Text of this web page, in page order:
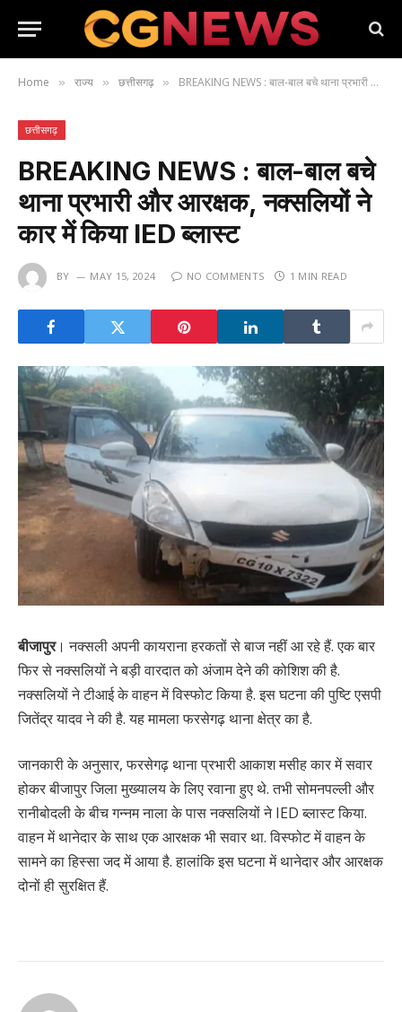
Home » राज्य » छत्तीसगढ़ » BREAKING NEWS : बाल-बाल बचे थाना प्रभारी और आरक्षक, नक्सलियों ने कार में किया IED ब्लास्ट
छत्तीसगढ़
BREAKING NEWS : बाल-बाल बचे
थाना प्रभारी और आरक्षक, नक्सलियों ने
कार में किया IED ब्लास्ट
BY MAY 15, 2024 NO COMMENTS 1 MIN READ
बीजापुर। नक्सली अपनी कायराना हरकतों से बाज नहीं आ रहे हैं. एक बार
फिर से नक्सलियों ने बड़ी वारदात को अंजाम देने की कोशिश की है.
नक्सलियों ने टीआई के वाहन में विस्फोट किया है. इस घटना की पुष्टि एसपी
जितेंद्र यादव ने की है. यह मामला फरसेगढ़ थाना क्षेत्र का है.
जानकारी के अनुसार, फरसेगढ़ थाना प्रभारी आकाश मसीह कार में सवार
होकर बीजापुर जिला मुख्यालय के लिए रवाना हुए थे. तभी सोमनपल्ली और
रानीबोदली के बीच गन्नम नाला के पास नक्सलियों ने IED ब्लास्ट किया.
वाहन में थानेदार के साथ एक आरक्षक भी सवार था. विस्फोट में वाहन के
सामने का हिस्सा जद में आया है. हालांकि इस घटना में थानेदार और आरक्षक
दोनों ही सुरक्षित हैं.
Reading